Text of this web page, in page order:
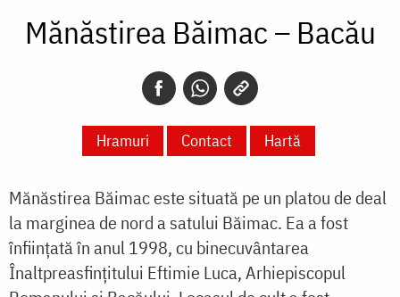
Mănăstirea Băimac – Bacău
Hramuri Contact Hartă
Mănăstirea Băimac este situată pe un platou de deal
la marginea de nord a satului Băimac. Ea a fost
înființată în anul 1998, cu binecuvântarea
Înaltpreasfințitului Eftimie Luca, Arhiepiscopul